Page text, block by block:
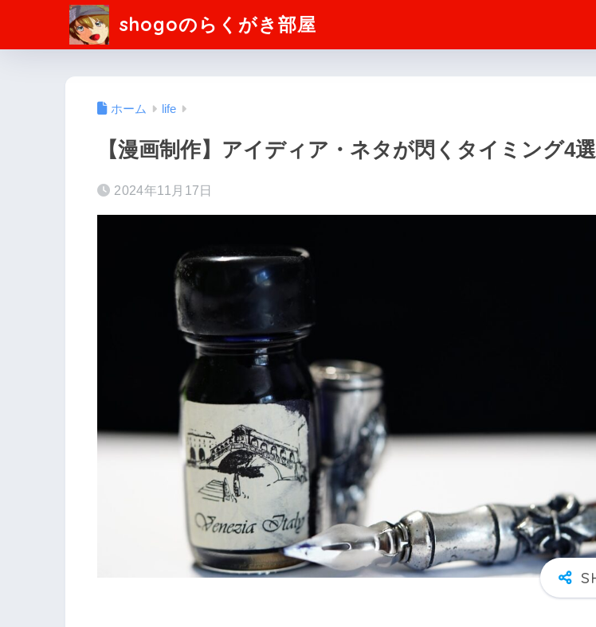
shogoのらくがき部屋
ホーム life
【漫画制作】アイディア・ネタが閃くタイミング4選
2024年11月17日